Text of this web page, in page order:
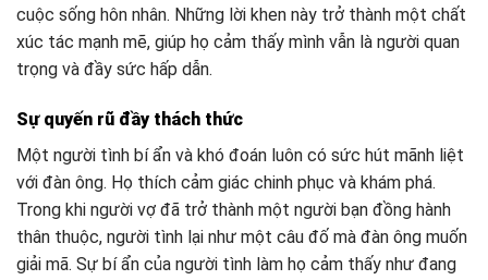
cuộc sống hôn nhân. Những lời khen này trở thành một chất
xúc tác mạnh mẽ, giúp họ cảm thấy mình vẫn là người quan
trọng và đầy sức hấp dẫn.
Sự quyến rũ đầy thách thức
Một người tình bí ẩn và khó đoán luôn có sức hút mãnh liệt
với đàn ông. Họ thích cảm giác chinh phục và khám phá.
Trong khi người vợ đã trở thành một người bạn đồng hành
thân thuộc, người tình lại như một câu đố mà đàn ông muốn
giải mã. Sự bí ẩn của người tình làm họ cảm thấy như đang